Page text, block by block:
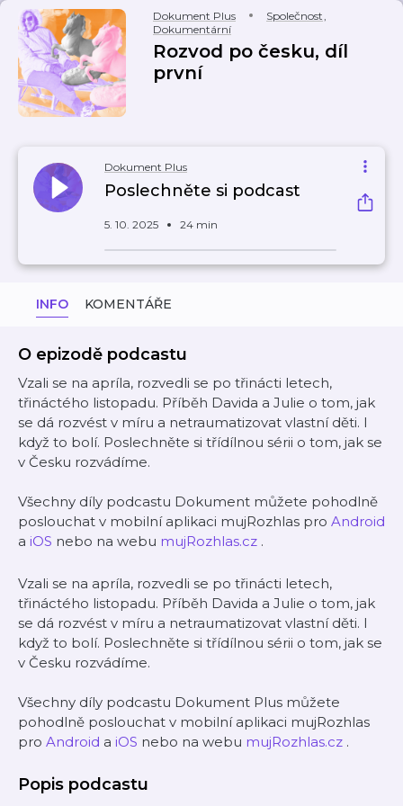
Dokument Plus Společnost,
Dokumentární
Rozvod po česku, díl
první
Dokument Plus
Poslechněte si podcast
5. 10. 2025 24 min
INFO KOMENTÁŘE
O epizodě podcastu
Vzali se na apríla, rozvedli se po třinácti letech,
třináctého listopadu. Příběh Davida a Julie o tom, jak
se dá rozvést v míru a netraumatizovat vlastní děti. I
když to bolí. Poslechněte si třídílnou sérii o tom, jak se
v Česku rozvádíme.
Všechny díly podcastu Dokument můžete pohodlně
poslouchat v mobilní aplikaci mujRozhlas pro Android
a iOS nebo na webu mujRozhlas.cz .
Vzali se na apríla, rozvedli se po třinácti letech,
třináctého listopadu. Příběh Davida a Julie o tom, jak
se dá rozvést v míru a netraumatizovat vlastní děti. I
když to bolí. Poslechněte si třídílnou sérii o tom, jak se
v Česku rozvádíme.
Všechny díly podcastu Dokument Plus můžete
pohodlně poslouchat v mobilní aplikaci mujRozhlas
pro Android a iOS nebo na webu mujRozhlas.cz .
Popis podcastu